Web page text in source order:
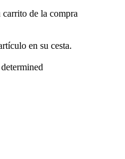
carrito de la compra
en su cesta.